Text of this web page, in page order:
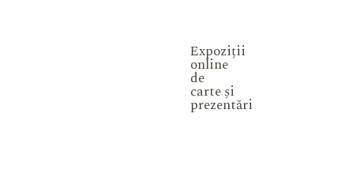
Expoziții
online
de
carte și
prezentări